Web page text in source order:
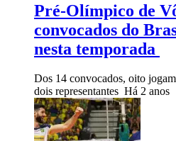
Pré-Olímpico de
convocados do
nesta temporada
Dos 14 convocados, oito
dois representantes Há 2 anos